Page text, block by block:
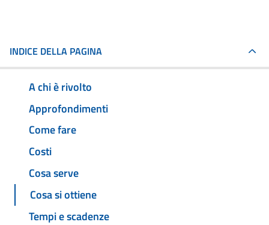
INDICE DELLA PAGINA
A chi è rivolto
Approfondimenti
Come fare
Costi
Cosa serve
Cosa si ottiene
Tempi e scadenze